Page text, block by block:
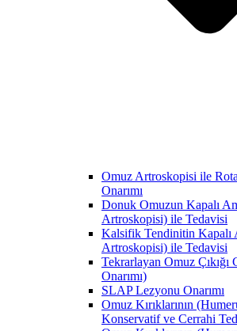
Omuz Artroskopisi ile
Onarımı
Donuk Omuzun Kapalı
Artroskopisi) ile Tedavisi
Kalsifik Tendinitin Kapalı
Artroskopisi) ile Tedavisi
Tekrarlayan Omuz Çıkığı
Onarımı)
SLAP Lezyonu Onarımı
Omuz Kırıklarının
Konservatif ve Cerrahi